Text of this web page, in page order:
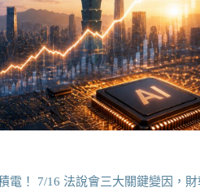
電！ 7/16 法說會三大關鍵變因，財